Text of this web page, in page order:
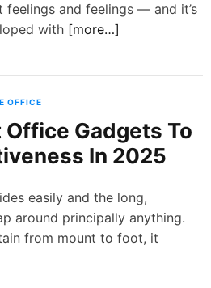
feelings and feelings — and it’s
with [more…]
OFFICE
Office Gadgets To
In 2025
easily and the long,
around principally anything.
from mount to foot, it